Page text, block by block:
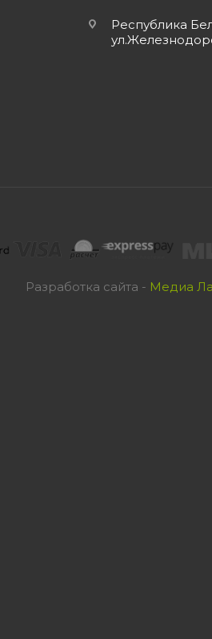
Республика
Разработка сайта - Медиа